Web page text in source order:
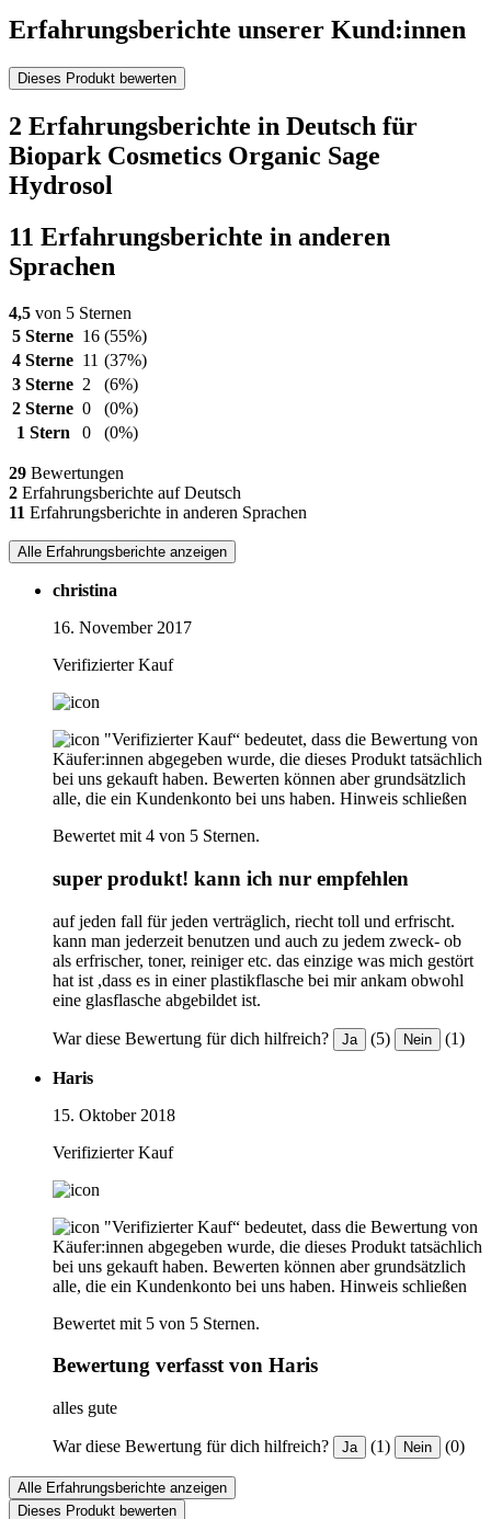
Erfahrungsberichte unserer Kund:innen
Dieses Produkt bewerten
2 Erfahrungsberichte in Deutsch für
Biopark Cosmetics Organic Sage
Hydrosol
11 Erfahrungsberichte in anderen
Sprachen
4,5 von 5 Sternen
5 Sterne 16 (55%)
4 Sterne 11 (37%)
3 Sterne 2
(6%)
2 Sterne 0
(0%)
1 Stern
0 (0%)
29 Bewertungen
2 Erfahrungsberichte auf Deutsch
11 Erfahrungsberichte in anderen Sprachen
Alle Erfahrungsberichte anzeigen
christina
16. November 2017
Verifizierter Kauf
"Verifizierter Kauf“ bedeutet, dass die Bewertung von
Käufer:innen abgegeben wurde, die dieses Produkt tatsächlich
bei uns gekauft haben. Bewerten können aber grundsätzlich
alle, die ein Kundenkonto bei uns haben. Hinweis schließen
Bewertet mit 4 von 5 Sternen.
super produkt! kann ich nur empfehlen
auf jeden fall für jeden verträglich, riecht toll und erfrischt.
kann man jederzeit benutzen und auch zu jedem zweck- ob
als erfrischer, toner, reiniger etc. das einzige was mich gestört
hat ist ,dass es in einer plastikflasche bei mir ankam obwohl
eine glasflasche abgebildet ist.
War diese Bewertung für dich hilfreich? Ja (5) Nein (1)
Haris
15. Oktober 2018
Verifizierter Kauf
"Verifizierter Kauf“ bedeutet, dass die Bewertung von
Käufer:innen abgegeben wurde, die dieses Produkt tatsächlich
bei uns gekauft haben. Bewerten können aber grundsätzlich
alle, die ein Kundenkonto bei uns haben. Hinweis schließen
Bewertet mit 5 von 5 Sternen.
Bewertung verfasst von Haris
alles gute
War diese Bewertung für dich hilfreich? Ja (1) Nein (0)
Alle Erfahrungsberichte anzeigen
Dieses Produkt bewerten